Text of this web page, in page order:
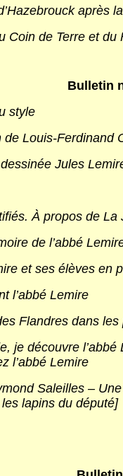
après
Coin de Terre et du
Bulletin
style
Louis-Ferdinand
Jules
À propos de La
de l’abbé
et ses élèves en
l’abbé Lemire
Flandres dans les
je découvre l’abbé
l’abbé Lemire
Saleilles –
lapins du député]